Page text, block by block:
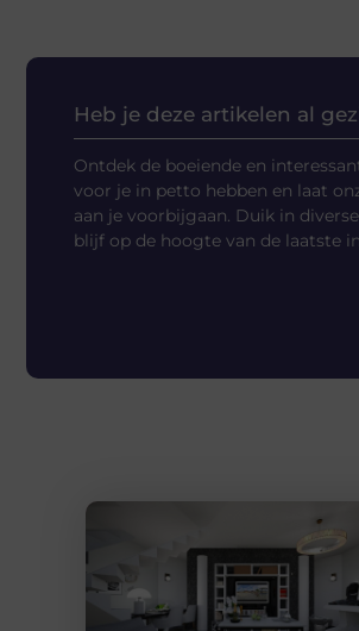
Heb je deze artikelen al
Ontdek de boeiende en
voor je in petto hebben en laat
aan je voorbijgaan. Duik in
blijf op de hoogte van de laatste